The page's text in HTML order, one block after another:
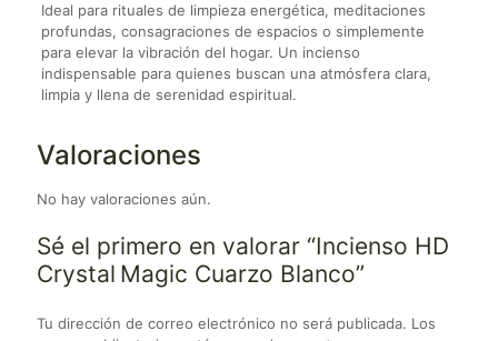
Ideal para rituales de limpieza energética, meditaciones
profundas, consagraciones de espacios o simplemente
para elevar la vibración del hogar. Un incienso
indispensable para quienes buscan una atmósfera clara,
limpia y llena de serenidad espiritual.
Valoraciones
No hay valoraciones aún.
Sé el primero en valorar “Incienso HD
Crystal Magic Cuarzo Blanco”
Tu dirección de correo electrónico no será publicada. Los